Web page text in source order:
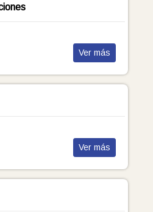
Ver más
Ver más